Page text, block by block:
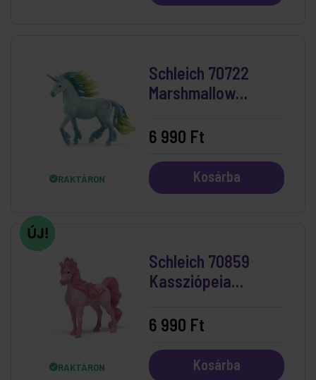
RAKTÁRON
Schleich 70722
Marshmallow
6 990 Ft
Kosárba
RAKTÁRON
Schleich 70859
Kassziópeia
6 990 Ft
Kosárba